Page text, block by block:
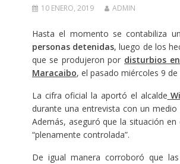
10 ENERO, 2019 ADMIN
Hasta el momento se contabiliza
personas detenidas, luego de los
que se produjeron por disturbios
Maracaibo, el pasado miércoles 9 de
La cifra oficial la aportó el alcalde
durante una entrevista con un medio
Además, aseguró que la situación en
“plenamente controlada”.
De igual manera corroboró que